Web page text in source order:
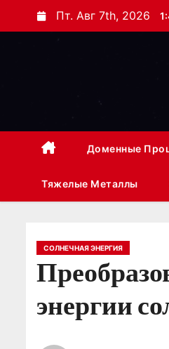
е
д
Пт. Авг 7th, 2026
Доменные
Тяжелые Металлы
СОЛНЕЧНАЯ ЭНЕРГИЯ
энергии